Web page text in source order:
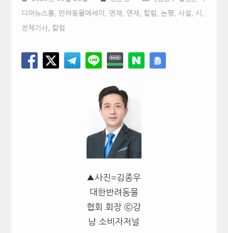
디어뉴스룸, 반려동물에세이 연재 연재, 칼럼, 논평, 사설, 시
전체기사, 칼럼
▲사진=김종우
대한반려동물
협회 회장 ⓒ강
남 소비자저널